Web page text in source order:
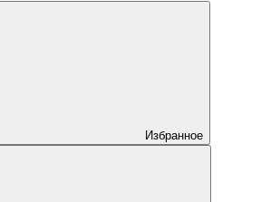
Избранное